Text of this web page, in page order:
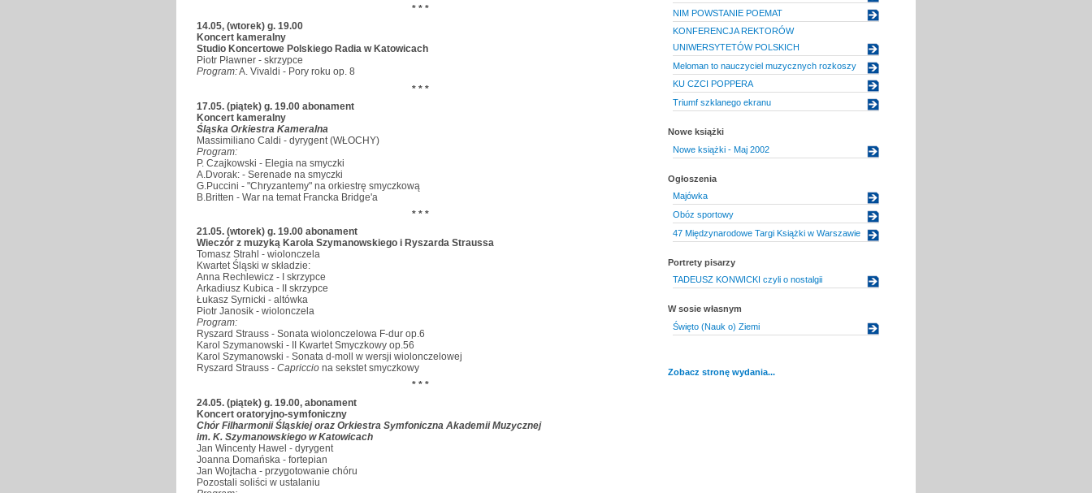
* * *
14.05, (wtorek) g. 19.00
Koncert kameralny
Studio Koncertowe Polskiego Radia w Katowicach
Piotr Pławner - skrzypce
Program:A. Vivaldi - Pory roku op. 8
* * *
17.05. (piątek) g. 19.00 abonament
Koncert kameralny
Śląska Orkiestra Kameralna
Massimiliano Caldi - dyrygent (WŁOCHY)
Program:
P. Czajkowski - Elegia na smyczki
A.Dvorak: - Serenade na smyczki
G.Puccini - "Chryzantemy" na orkiestrę smyczkową
B.Britten - War na temat Francka Bridge'a
* * *
21.05. (wtorek) g. 19.00 abonament
Wieczór z muzyką Karola Szymanowskiego i Ryszarda Straussa
Tomasz Strahl - wiolonczela
Kwartet Śląski w składzie:
Anna Rechlewicz - I skrzypce
Arkadiusz Kubica - II skrzypce
Łukasz Syrnicki - altówka
Piotr Janosik - wiolonczela
Program:
Ryszard Strauss - Sonata wiolonczelowa F-dur op.6
Karol Szymanowski - II Kwartet Smyczkowy op.56
Karol Szymanowski - Sonata d-moll w wersji wiolonczelowej
Ryszard Strauss - Capriccio na sekstet smyczkowy
* * *
24.05. (piątek) g. 19.00, abonament
Koncert oratoryjno-symfoniczny
Chór Filharmonii Śląskiej oraz Orkiestra Symfoniczna Akademii Muzycznej
im. K. Szymanowskiego w Katowicach
Jan Wincenty Hawel - dyrygent
Joanna Domańska - fortepian
Jan Wojtacha - przygotowanie chóru
Pozostali soliści w ustalaniu
NIM POWSTANIE POEMAT
KONFERENCJA REKTORÓW
UNIWERSYTETÓW POLSKICH
Meloman to nauczyciel muzycznych rozkoszy
KU CZCI POPPERA
Triumf szklanego ekranu
Nowe książki
Nowe książki - Maj 2002
Ogłoszenia
Majówka
Obóz sportowy
47 Międzynarodowe Targi Książki w Warszawie
Portrety pisarzy
TADEUSZ KONWICKI czyli o nostalgii
W sosie własnym
Święto (Nauk o) Ziemi
Zobacz stronę wydania...